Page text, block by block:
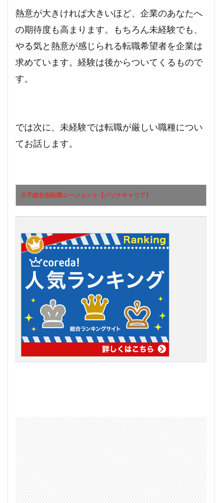
熱意が大きければ大きいほど、企業のあなたへ
の期待度も高まります。もちろん未経験でも、
やる気と熱意が感じられる転職希望者を企業は
求めています。経験は後からついてくるもので
す。
では次に、未経験では転職が厳しい職種につい
てお話します。
大手総合型転職エージェント【パソナキャリア】